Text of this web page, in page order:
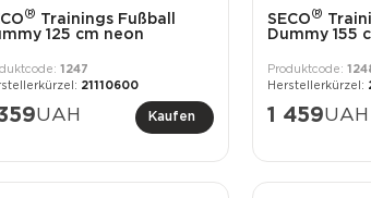
® Trainings Fußball
125 cm neon
1247
21110600
UAH Kaufen
SECO®
Dummy 155
1 459UAH